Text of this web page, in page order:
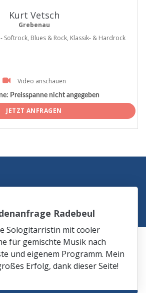
Kurt Vetsch
Grebenau
Softrock, Blues & Rock, Klassik- & Hardrock
Video anschauen
Preisspanne nicht angegeben
JETZT ANFRAGEN
Radebeul
Sologitarristin mit cooler
für gemischte Musik nach
und eigenem Programm. Mein
Erfolg, dank dieser Seite!